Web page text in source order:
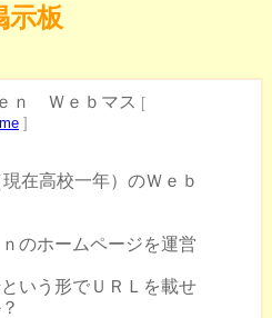
示板
ｎ Ｗｅｂマス [
]
在高校一年）のＷｅｂ
のホームページを運営
いう形でＵＲＬを載せ